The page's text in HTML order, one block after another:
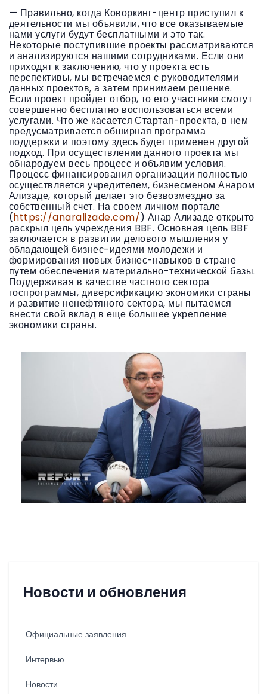
— Правильно, когда Коворкинг-центр приступил к
деятельности мы объявили, что все оказываемые
нами услуги будут бесплатными и это так.
Некоторые поступившие проекты рассматриваются
и анализируются нашими сотрудниками. Если они
приходят к заключению, что у проекта есть
перспективы, мы встречаемся с руководителями
данных проектов, а затем принимаем решение.
Если проект пройдет отбор, то его участники смогут
совершенно бесплатно воспользоваться всеми
услугами. Что же касается Стартап-проекта, в нем
предусматривается обширная программа
поддержки и поэтому здесь будет применен другой
подход. При осуществлении данного проекта мы
обнародуем весь процесс и объявим условия.
Процесс финансирования организации полностью
осуществляется учредителем, бизнесменом Анаром
Ализаде, который делает это безвозмездно за
собственный счет. На своем личном портале
(https://anaralizade.com/) Анар Ализаде открыто
раскрыл цель учреждения BBF. Основная цель BBF
заключается в развитии делового мышления у
обладающей бизнес-идеями молодежи и
формирования новых бизнес-навыков в стране
путем обеспечения материально-технической базы.
Поддерживая в качестве частного сектора
госпрограммы, диверсификацию экономики страны
и развитие ненефтяного сектора, мы пытаемся
внести свой вклад в еще большее укрепление
экономики страны.
Новости и обновления
Официальные заявления
Интервью
Новости